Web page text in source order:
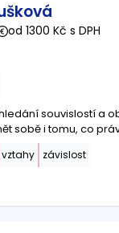
od 1300 Kč s DPH
souvislostí a
sobě i tomu, co
vztahy závislost